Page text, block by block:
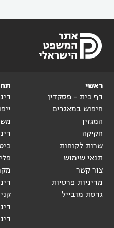
ראשי
דף בית - פסקדין
חיפוש במאגרים
המגזין
חקיקה
שרות לקוחות
תנאי שימוש
צור קשר
מדיניות פרטיות
גרסת מובייל